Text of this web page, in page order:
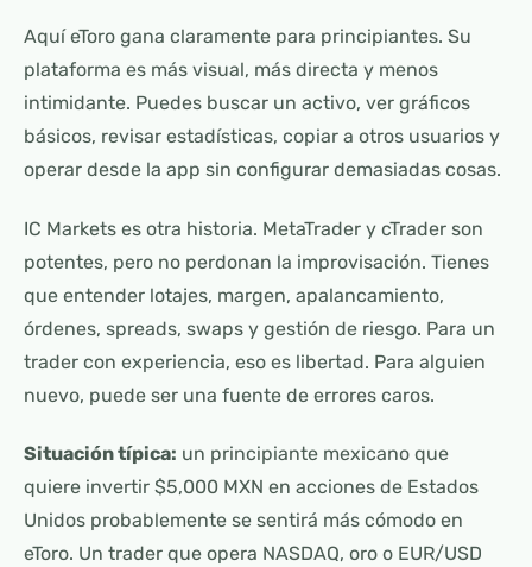
Aquí eToro gana claramente para principiantes. Su
plataforma es más visual, más directa y menos
intimidante. Puedes buscar un activo, ver gráficos
básicos, revisar estadísticas, copiar a otros usuarios y
operar desde la app sin configurar demasiadas cosas.
IC Markets es otra historia. MetaTrader y cTrader son
potentes, pero no perdonan la improvisación. Tienes
que entender lotajes, margen, apalancamiento,
órdenes, spreads, swaps y gestión de riesgo. Para un
trader con experiencia, eso es libertad. Para alguien
nuevo, puede ser una fuente de errores caros.
Situación típica: un principiante mexicano que
quiere invertir $5,000 MXN en acciones de Estados
Unidos probablemente se sentirá más cómodo en
eToro. Un trader que opera NASDAQ, oro o EUR/USD